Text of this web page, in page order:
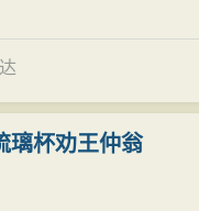
和的识谐．醇甜而成熟
倡的
佛教中来，企图在宗教
正的农人的生活
。革新除弊，因法便民
苏轼四十三岁，调任
追陪新进”，“老不生事
璃杯劝王仲翁